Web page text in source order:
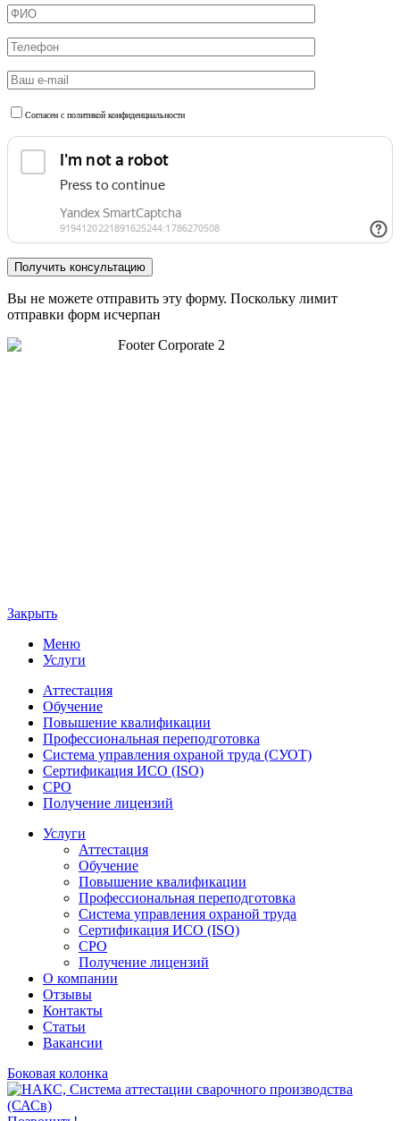
Согласен с политикой конфиденциальности
Вы не можете отправить эту форму. Поскольку лимит
отправки форм исчерпан
Закрыть
Меню
Услуги
Аттестация
Обучение
Повышение квалификации
Профессиональная переподготовка
Система управления охраной труда (СУОТ)
Сертификация ИСО (ISO)
СРО
Получение лицензий
Услуги
Аттестация
Обучение
Повышение квалификации
Профессиональная переподготовка
Система управления охраной труда
Сертификация ИСО (ISO)
СРО
Получение лицензий
О компании
Отзывы
Контакты
Статьи
Вакансии
Боковая колонка